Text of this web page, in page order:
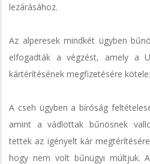
lezárásához.
Az alperesek mindkét ügyben
elfogadták a végzést, amely a
kártérítésének megfizetésére
A cseh ügyben a bíróság
amint a vádlottak bűnösnek
tettek az igényelt kár
hogy nem volt bűnügyi múltjuk.